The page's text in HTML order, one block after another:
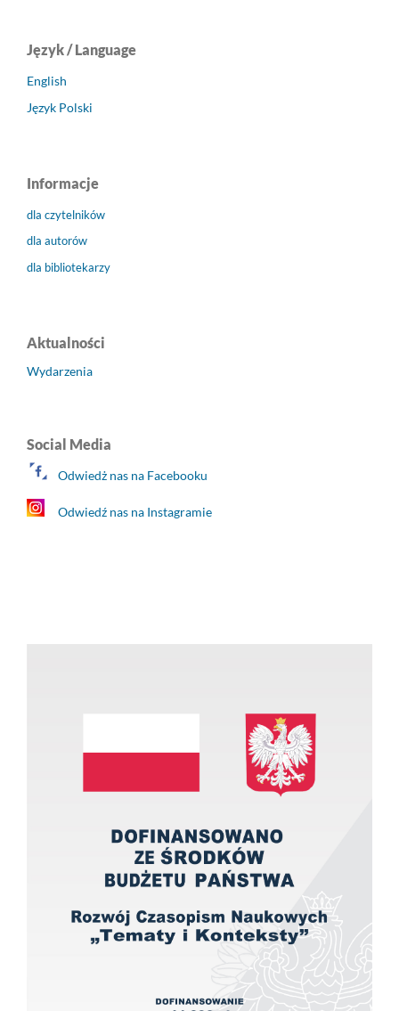
Język / Language
English
Język Polski
Informacje
dla czytelników
dla autorów
dla bibliotekarzy
Aktualności
Wydarzenia
Social Media
Odwiedż nas na Facebooku
Odwiedź nas na Instagramie